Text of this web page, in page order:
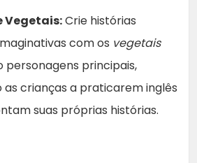
Vegetais:Crie histórias
com os vegetais
principais,
as crianças a praticarem inglês
suas próprias histórias.